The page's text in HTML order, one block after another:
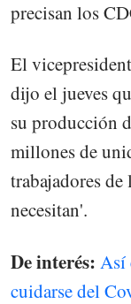
precisan los
El
dijo el jueves
su producción
millones de
trabajadores
necesitan'.
De interés: Así
cuidarse del